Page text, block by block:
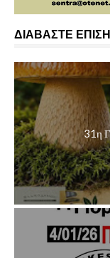
ΔΙΑΒΑΣΤΕ
31η